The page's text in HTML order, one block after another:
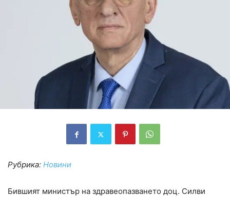
Рубрика: Новини
Бившият министър на здравеопазването доц. Силви